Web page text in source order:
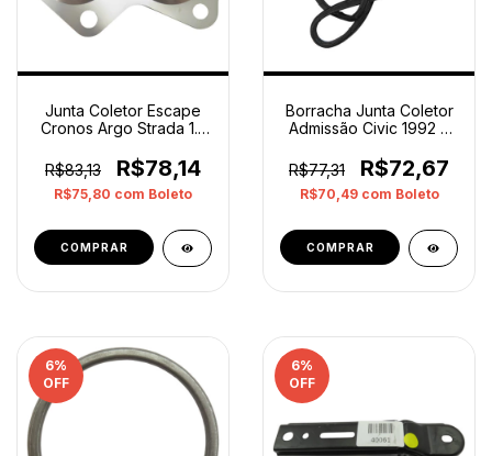
Junta Coletor Escape
Cronos Argo Strada 1.3
Prateado
R$83,13 R$78,14
R$75,80 com Boleto
Borracha Junta Coletor
Admissão Civic 1992 A
R$77,31
R$72,67
R$70,49 com Boleto
6%
OFF
6%
OFF